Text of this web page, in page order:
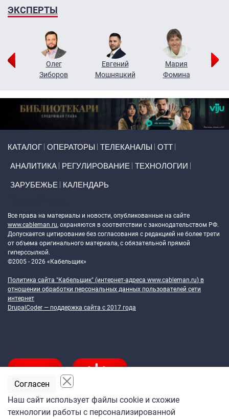
ЭКСПЕРТЫ
Олег
Зиборов
Евгений
Мошняцкий
Мария
Фомина
КАТАЛОГ ОПЕРАТОРЫ ТЕЛЕКАНАЛЫ ОТТ
АНАЛИТИКА РЕГУЛИРОВАНИЕ ТЕХНОЛОГИИ
ЗАРУБЕЖЬЕ КАЛЕНДАРЬ
Все права на материалы и новости, опубликованные на сайте
www.cableman.ru, охраняются в соответствии с законодательством РФ.
Допускается цитирование без согласования с редакцией не более трети
от объема оригинального материала, с обязательной прямой
гиперссылкой.
©2005 - 2026 «Кабельщик»
Политика сайта "Кабельщик" (интернет-адреса www.cableman.ru) в
отношении обработки персональных данных пользователей сети
интернет
DrupalCoder — поддержка сайта c 2017 года
Наш сайт использует файлы cookie и схожие
технологии работы с персонализированной
Согласен